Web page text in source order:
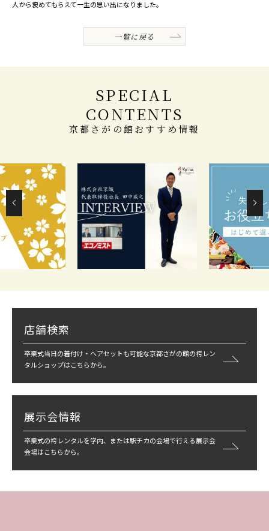
人から褒めてもらえて一生の思い出になりました。
一覧に戻る
SPECIAL
CONTENTS
京都さがの館おすすめ情報
店舗検索
卒業式当日の着付け・ヘアセットも可能な京都さがの館の袴レン
タルショップはこちらから。
展示会情報
卒業式の袴レンタルを学内、または駅チカの会場で行える展示会
会場はこちらから。